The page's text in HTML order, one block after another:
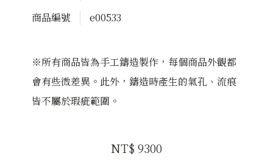
商品編號
e00533
※所有商品皆為手工鑄造製作，每個商品外觀都
會有些微差異。此外，鑄造時產生的氣孔、流痕
皆不屬於瑕疵範圍。
NT$ 9300